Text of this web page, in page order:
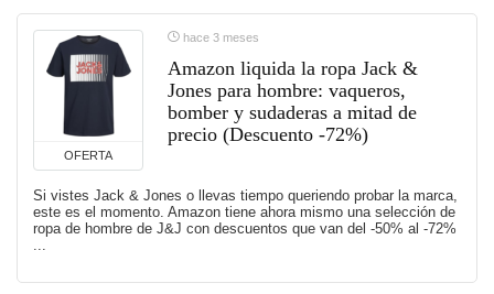
OFERTA
hace 3 meses
Amazon liquida la ropa Jack &
Jones para hombre: vaqueros,
bomber y sudaderas a mitad de
precio (Descuento -72%)
Si vistes Jack & Jones o llevas tiempo queriendo probar la marca,
este es el momento. Amazon tiene ahora mismo una selección de
ropa de hombre de J&J con descuentos que van del -50% al -72%
...